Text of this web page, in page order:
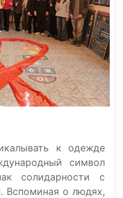
к одежде
символ
солидарности с
о людях,